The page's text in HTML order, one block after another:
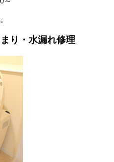
り・水漏れ修理